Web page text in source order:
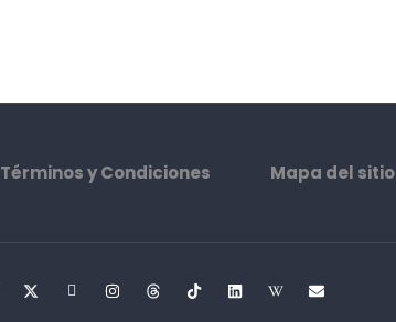
Términos y Condiciones Mapa del sitio